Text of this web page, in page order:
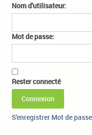
Nom d'utilisateur:
Mot de passe:
Rester connecté
Connexion
S'enregistrer Mot de